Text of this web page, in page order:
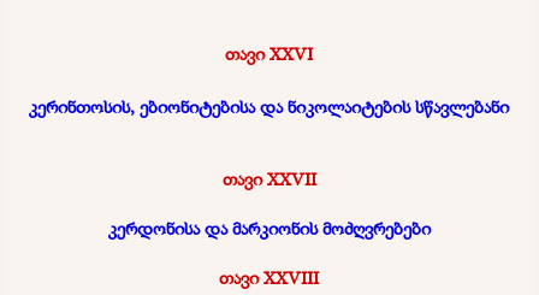
თავი XXVI
კერინთოსის, ებიონიტებისა და ნიკოლაიტების სწავლებანი
თავი XXVII
კერდონისა და მარკიონის მოძღვრებები
თავი XXVIII